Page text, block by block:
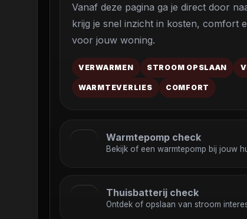
Vanaf deze pagina ga je direct door
krijg je snel inzicht in kosten, comfort
voor jouw woning.
VERWARMEN STROOM OPSLAAN
WARMTEVERLIES COMFORT
Warmtepomp check
Bekijk of een warmtepomp bij jouw
Thuisbatterij check
Ontdek of opslaan van stroom